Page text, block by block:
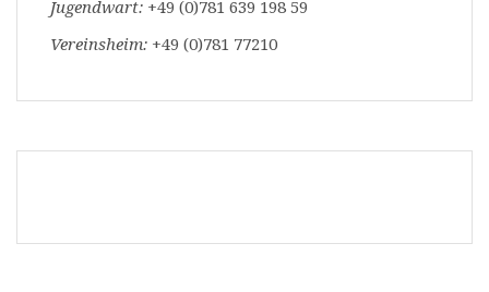
Jugendwart: +49 (0)781 639 198 59
Vereinsheim: +49 (0)781 77210